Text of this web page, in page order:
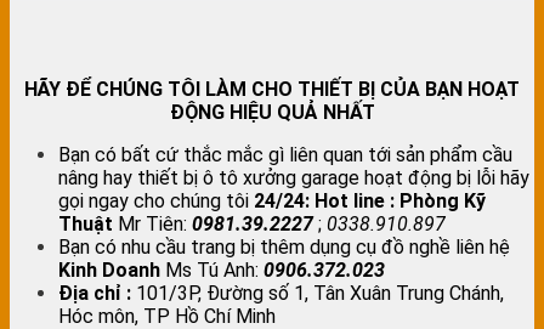
HÃY ĐỂ CHÚNG TÔI LÀM CHO THIẾT BỊ CỦA BẠN HOẠT
ĐỘNG HIỆU QUẢ NHẤT
Bạn có bất cứ thắc mắc gì liên quan tới sản phẩm cầu
nâng hay thiết bị ô tô xưởng garage hoạt động bị lỗi hãy
gọi ngay cho chúng tôi 24/24: Hot line : Phòng Kỹ
Thuật Mr Tiên: 0981.39.2227; 0338.910.897
Bạn có nhu cầu trang bị thêm dụng cụ đồ nghề liên hệ
Kinh Doanh Ms Tú Anh: 0906.372.023
Địa chỉ : 101/3P, Đường số 1, Tân Xuân Trung Chánh,
Hóc môn, TP Hồ Chí Minh